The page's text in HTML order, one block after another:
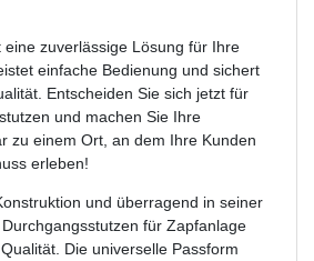
eine zuverlässige Lösung für Ihre
einfache Bedienung und sichert
Entscheiden Sie sich jetzt für
und machen Sie Ihre
zu einem Ort, an dem Ihre Kunden
erleben!
und überragend in seiner
für Zapfanlage
Die universelle Passform